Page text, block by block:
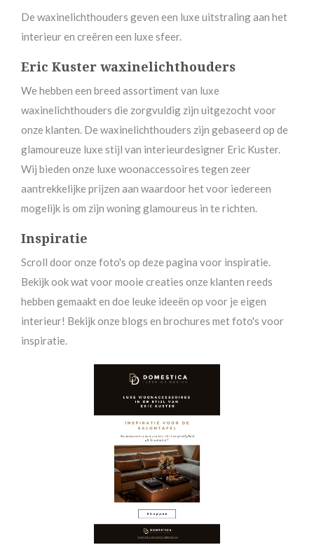
De waxinelichthouders geven een luxe uitstraling aan het
interieur en creëren een luxe sfeer.
Eric Kuster waxinelichthouders
We hebben een breed assortiment van luxe
waxinelichthouders die zorgvuldig zijn uitgezocht voor
onze klanten. De waxinelichthouders zijn gebaseerd op de
glamoureuze luxe stijl van interieurdesigner Eric Kuster.
Wij bieden onze luxe woonaccessoires tegen zeer
aantrekkelijke prijzen aan waardoor het voor iedereen
mogelijk is om zijn woning glamoureus in te richten.
Inspiratie
Scroll door onze foto's op deze pagina voor inspiratie.
Bekijk ook wat voor mooie creaties onze klanten reeds
hebben gemaakt en doe leuke ideeën op voor je eigen
interieur! Bekijk onze blogs en brochures met foto's voor
inspiratie.